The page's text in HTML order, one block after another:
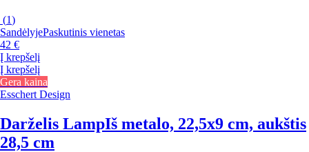
(1)
SandėlyjePaskutinis vienetas
42 €
Į krepšelį
Į krepšelį
Gera kaina
Esschert Design
Darželis LampIš metalo, 22,5x9 cm, aukštis
28,5 cm